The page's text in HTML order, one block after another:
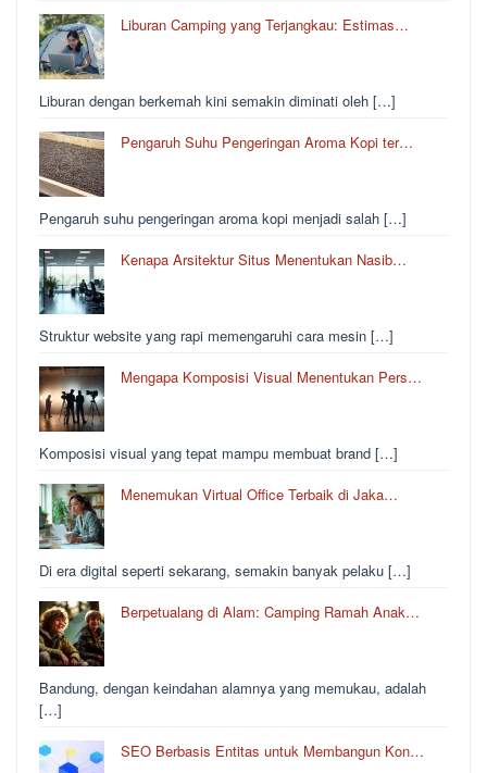
Liburan Camping yang Terjangkau: Estimas…
Liburan dengan berkemah kini semakin diminati oleh […]
Pengaruh Suhu Pengeringan Aroma Kopi ter…
Pengaruh suhu pengeringan aroma kopi menjadi salah […]
Kenapa Arsitektur Situs Menentukan Nasib…
Struktur website yang rapi memengaruhi cara mesin […]
Mengapa Komposisi Visual Menentukan Pers…
Komposisi visual yang tepat mampu membuat brand […]
Menemukan Virtual Office Terbaik di Jaka…
Di era digital seperti sekarang, semakin banyak pelaku […]
Berpetualang di Alam: Camping Ramah Anak…
Bandung, dengan keindahan alamnya yang memukau, adalah
[…]
SEO Berbasis Entitas untuk Membangun Kon…